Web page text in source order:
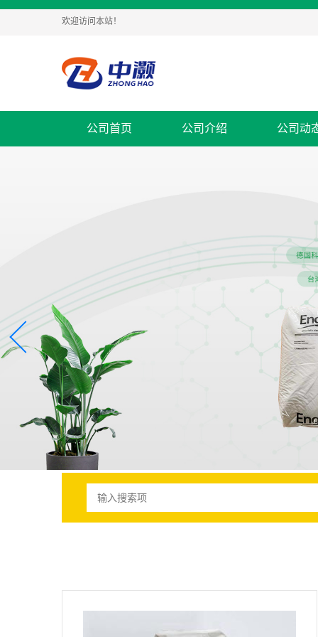
欢迎访问本站！
公司首页 公司介绍 公司动